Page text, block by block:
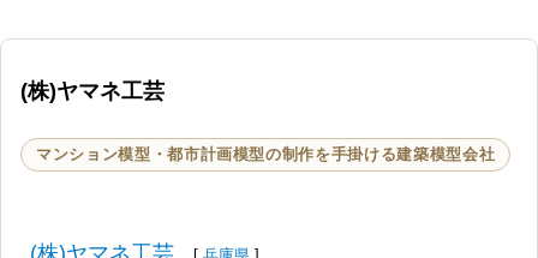
(株)ヤマネ工芸
マンション模型・都市計画模型の制作を手掛ける建築模型会社